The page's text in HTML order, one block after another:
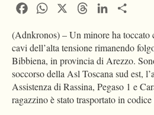
FacebookWhatsApp ThreadsLinkedIn
(Adnkronos) – Un minore ha toccato
cavi dell’alta tensione rimanendo
Bibbiena, in provincia di Arezzo.
soccorso della Asl Toscana sud est,
Assistenza di Rassina, Pegaso 1 e
ragazzino è stato trasportato in